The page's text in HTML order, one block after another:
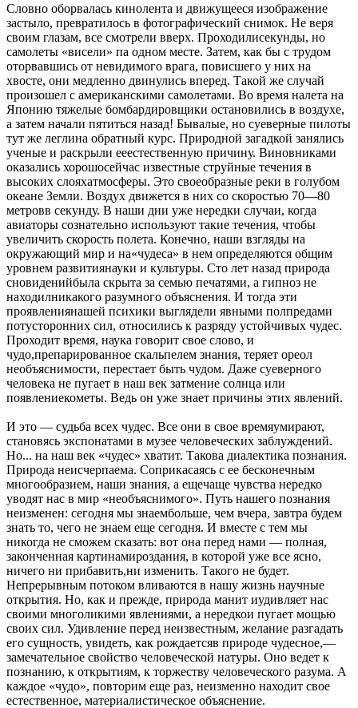
Словно оборвалась кинолента и движущееся изображение
застыло, превратилось в фотографический снимок. Не веря
своим глазам, все смотрели вверх. Проходилисекунды, но
самолеты «висели» па одном месте. Затем, как бы с трудом
оторвавшись от невидимого врага, повисшего у них на
хвосте, они медленно двинулись вперед. Такой же случай
произошел с американскими самолетами. Во время налета на
Японию тяжелые бомбардировщики остановились в воздухе,
а затем начали пятиться назад! Бывалые, но суеверные пилоты
тут же леглина обратный курс. Природной загадкой занялись
ученые и раскрыли ееестественную причину. Виновниками
оказались хорошосейчас известные струйные течения в
высоких слояхатмосферы. Это своеобразные реки в голубом
океане Земли. Воздух движется в них со скоростью 70—80
метровв секунду. В наши дни уже нередки случаи, когда
авиаторы сознательно используют такие течения, чтобы
увеличить скорость полета. Конечно, наши взгляды на
окружающий мир и на«чудеса» в нем определяются общим
уровнем развитиянауки и культуры. Сто лет назад природа
сновиденийбыла скрыта за семью печатями, а гипноз не
находилникакого разумного объяснения. И тогда эти
проявлениянашей психики выглядели явными полпредами
потусторонних сил, относились к разряду устойчивых чудес.
Проходит время, наука говорит свое слово, и
чудо,препарированное скальпелем знания, теряет ореол
необъяснимости, перестает быть чудом. Даже суеверного
человека не пугает в наш век затмение солнца или
появлениекометы. Ведь он уже знает причины этих явлений.
И это — судьба всех чудес. Все они в свое времяумирают,
становясь экспонатами в музее человеческих заблуждений.
Но... на наш век «чудес» хватит. Такова диалектика познания.
Природа неисчерпаема. Соприкасаясь с ее бесконечным
многообразием, наши знания, а ещечаще чувства нередко
уводят нас в мир «необъяснимого». Путь нашего познания
неизменен: сегодня мы знаембольше, чем вчера, завтра будем
знать то, чего не знаем еще сегодня. И вместе с тем мы
никогда не сможем сказать: вот она перед нами — полная,
законченная картинамироздания, в которой уже все ясно,
ничего ни прибавить,ни изменить. Такого не будет.
Непрерывным потоком вливаются в нашу жизнь научные
открытия. Но, как и прежде, природа манит иудивляет нас
своими многоликими явлениями, а нередкои пугает мощью
своих сил. Удивление перед неизвестным, желание разгадать
его сущность, увидеть, как рождаетсяв природе чудесное,—
замечательное свойство человеческой натуры. Оно ведет к
познанию, к открытиям, к торжеству человеческого разума. А
каждое «чудо», повторим еще раз, неизменно находит свое
естественное, материалистическое объяснение.